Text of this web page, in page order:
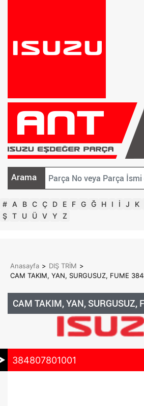
Arama
# A B C Ç D E F G Ğ H I İ J K
Ş T U Ü V Y Z
Anasayfa > DIŞ TRİM >
CAM TAKIM, YAN, SURGUSUZ, FUME
CAM TAKIM, YAN, SURGUSUZ,
384807801001